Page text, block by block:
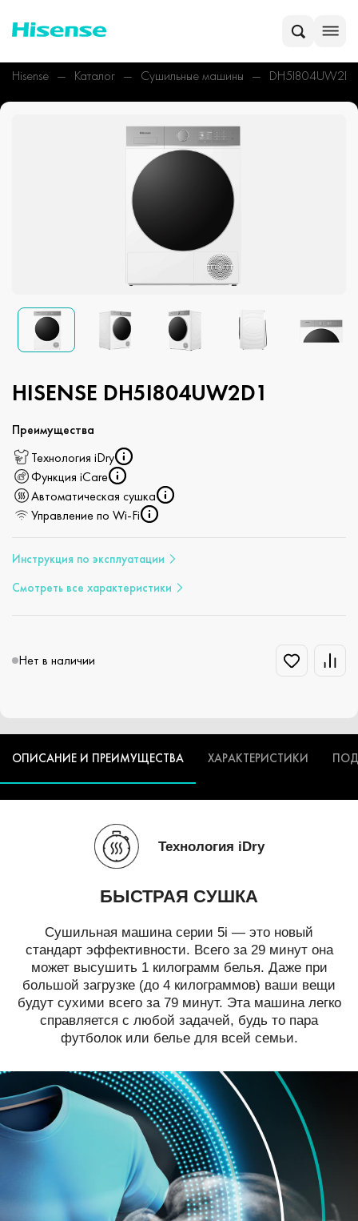
Hisense Каталог Сушильные машины
HISENSE DH5I804UW2D1
Преимущества
Технология iDry
Функция iCare
Автоматическая сушка
Управление по Wi-Fi
Инструкция по эксплуатации
Смотреть все характеристики
Нет в наличии
ОПИСАНИЕ И ПРЕИМУЩЕСТВА ХАРАКТЕРИСТИКИ
Технология iDry
БЫСТРАЯ СУШКА
Сушильная машина серии 5i — это новый
стандарт эффективности. Всего за 29 минут она
может высушить 1 килограмм белья. Даже при
большой загрузке (до 4 килограммов) ваши вещи
будут сухими всего за 79 минут. Эта машина легко
справляется с любой задачей, будь то пара
футболок или белье для всей семьи.